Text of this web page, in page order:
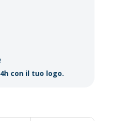
con il tuo logo.